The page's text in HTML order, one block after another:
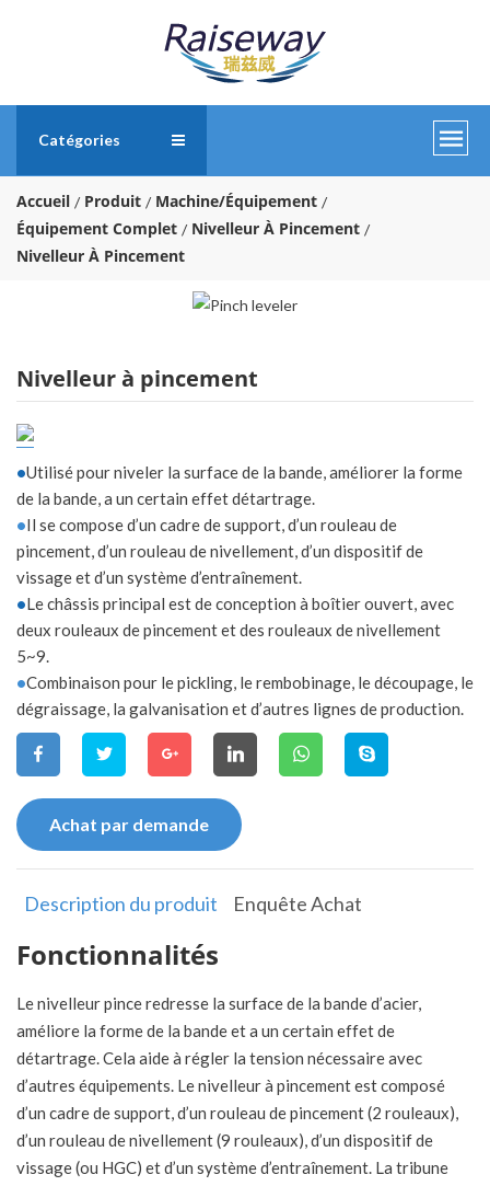
Catégories
Accueil Produit
Machine/Équipement
Équipement Complet
Nivelleur À Pincement
Nivelleur À Pincement
Nivelleur à pincement
•Utilisé pour niveler la surface de la bande, améliorer la forme
de la bande, a un certain effet détartrage.
•Il se compose d’un cadre de support, d’un rouleau de
pincement, d’un rouleau de nivellement, d’un dispositif de
vissage et d’un système d’entraînement.
•Le châssis principal est de conception à boîtier ouvert, avec
deux rouleaux de pincement et des rouleaux de nivellement
5~9.
•Combinaison pour le pickling, le rembobinage, le découpage, le
dégraissage, la galvanisation et d’autres lignes de production.
Achat par demande
Description du produit Enquête Achat
Fonctionnalités
Le nivelleur pince redresse la surface de la bande d’acier,
améliore la forme de la bande et a un certain effet de
détartrage. Cela aide à régler la tension nécessaire avec
d’autres équipements. Le nivelleur à pincement est composé
d’un cadre de support, d’un rouleau de pincement (2 rouleaux),
d’un rouleau de nivellement (9 rouleaux), d’un dispositif de
vissage (ou HGC) et d’un système d’entraînement. La tribune